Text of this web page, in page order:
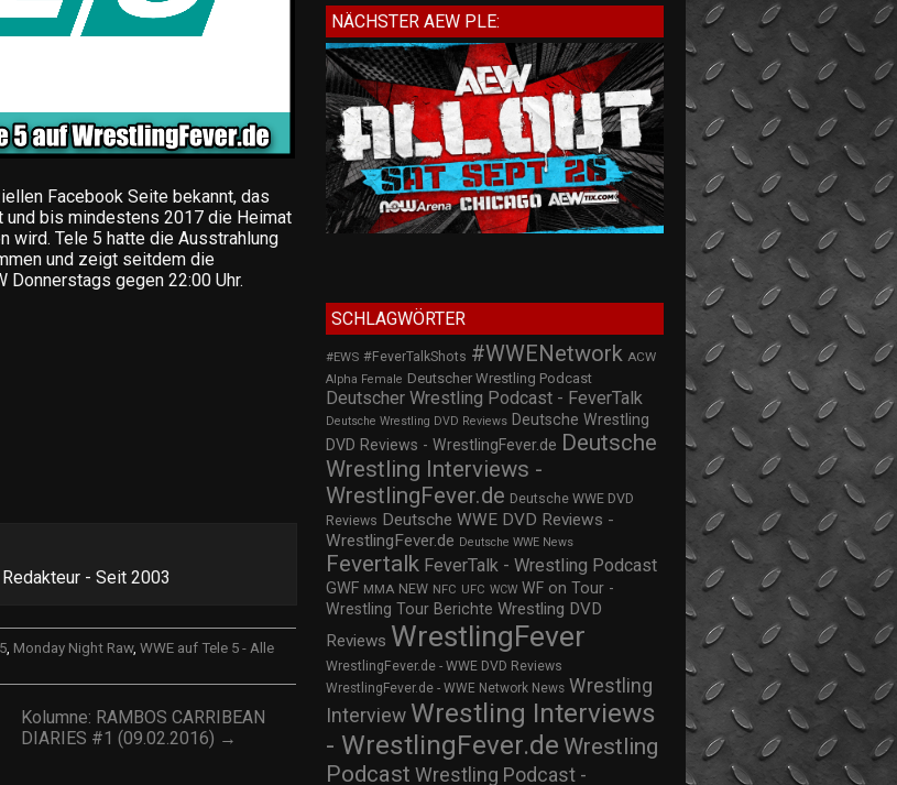
Facebook Seite bekannt, das
und bis mindestens 2017 die Heimat
wird. Tele 5 hatte die Ausstrahlung
und zeigt seitdem die
Donnerstags gegen 22:00 Uhr.
- Seit 2003
, Monday Night Raw, WWE auf Tele 5 - Alle
Kolumne: RAMBOS CARRIBEAN
DIARIES #1 (09.02.2016) →
NÄCHSTER AEW PLE:
SCHLAGWÖRTER
#EWS #FeverTalkShots #WWENetwork ACW
Alpha Female Deutscher Wrestling Podcast
Deutscher Wrestling Podcast - FeverTalk
Deutsche Wrestling DVD Reviews Deutsche Wrestling
DVD Reviews - WrestlingFever.de Deutsche
Wrestling Interviews -
WrestlingFever.de Deutsche WWE DVD
Reviews Deutsche WWE DVD Reviews -
WrestlingFever.de Deutsche WWE News
Fevertalk FeverTalk - Wrestling Podcast
GWF MMA NEW NFC UFC WCW WF on Tour -
Wrestling Tour Berichte Wrestling DVD
Reviews WrestlingFever
WrestlingFever.de - WWE DVD Reviews
WrestlingFever.de - WWE Network News Wrestling
Interview Wrestling Interviews
- WrestlingFever.de Wrestling
Podcast Wrestling Podcast -